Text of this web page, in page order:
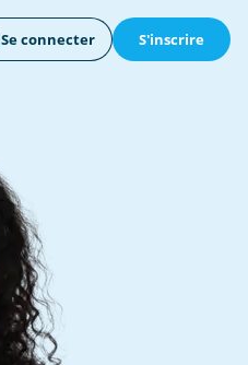
Se connecter S'inscrire